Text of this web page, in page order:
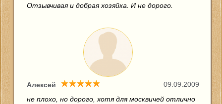
Отзывчивая и добрая хозяйка. И не дорого.
09.09.2009
Алексей
не плохо, но дорого, хотя для москвичей отлично